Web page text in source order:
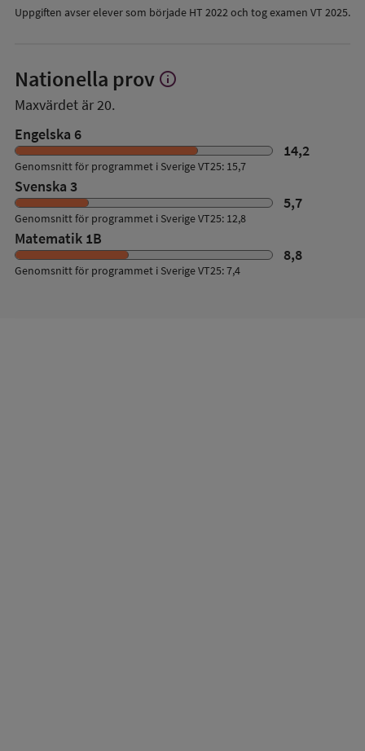
Uppgiften avser elever som började HT 2022 och tog examen VT 2025.
Nationella prov Visa
prov
info
Maxvärdet är 20.
Engelska 6
14,2
Genomsnitt för programmet i Sverige VT25: 15,7
Svenska 3
5,7
Genomsnitt för programmet i Sverige VT25: 12,8
Matematik 1B
8,8
Genomsnitt för programmet i Sverige VT25: 7,4